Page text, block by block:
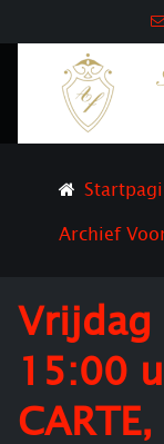
Archief
Vrijdag
15:00